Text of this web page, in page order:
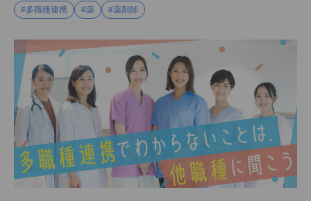
#多職種連携 #薬 #薬剤師